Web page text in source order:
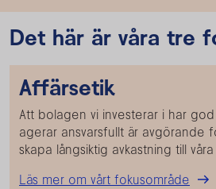
Det här är våra tre
Affärsetik
Att bolagen vi investerar i har
agerar ansvarsfullt är avgörande
skapa långsiktig avkastning till
Läs mer om vårt fokusområde